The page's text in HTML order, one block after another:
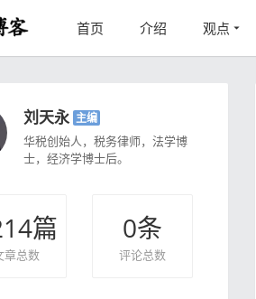
首页 介绍 观点
刘天永 主编
华税创始人，税务律师，法学博
士，经济学博士后。
篇
章总数
0条
评论总数